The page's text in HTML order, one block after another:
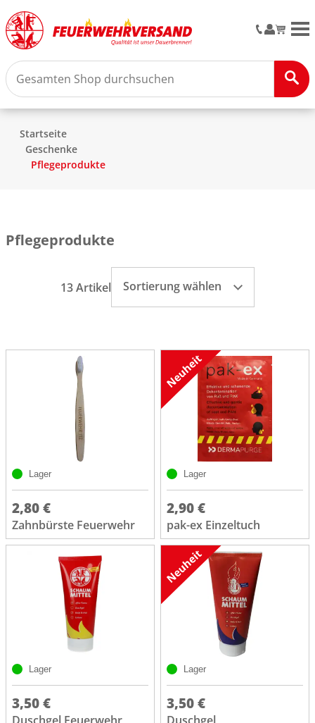
Startseite
Geschenke
Pflegeprodukte
Pflegeprodukte
13 Artikel Sortierung wählen
Lager
2,80 €
Zahnbürste Feuerwehr
Lager
2,90 €
pak-ex Einzeltuch
Lager
3,50 €
Lager
3,50 €